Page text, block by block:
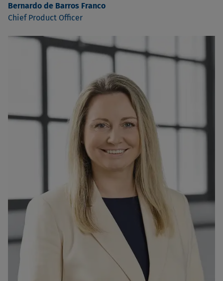
Bernardo de Barros Franco
Chief Product Officer